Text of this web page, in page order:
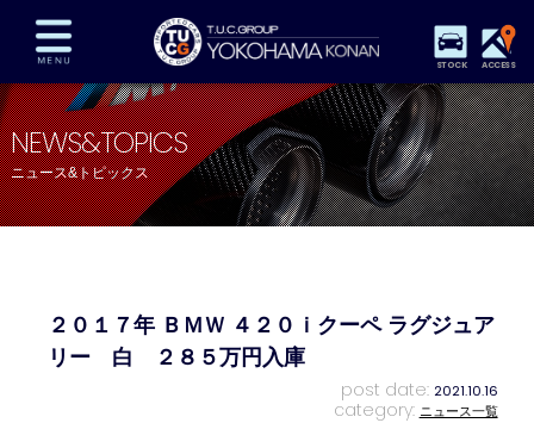
STOCK ACCESS
在庫車両情報 保証&サービス パーツリスト
TUCとは？ 店舗情報 アクセスマップ
全国納車 特別作業 注文販売
プライバシーポリシー スタッフblog
NEWS&TOPICS
ニュース&トピックス
２０１７年 ＢＭＷ ４２０ｉクーペ ラグジュア
リー 白 ２８５万円入庫
post date: 2021.10.16
category: ニュース一覧